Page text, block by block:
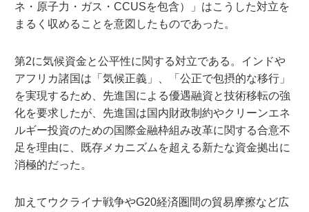
ネ・原子力・ガス・CCUSを包含）」はこうした対立を
まるく収めることを意図したものであった。
第2に気候資金と公平性に関する対立である。インドや
アフリカ諸国は「気候正義」、「公正で包摂的な移行」
を実現するため、先進国による優遇融資と技術移転の強
化を要求したが、先進国は国内財政制約やクリーンエネ
ルギー投資のための国際金融枠組み改革に関する合意不
足を理由に、既存メカニズムを超える新たな資金拠出に
消極的だった。
加えてウクライナ戦争やG20経済圏間の貿易摩擦など広